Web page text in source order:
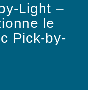
Light –
le
Pick-by-